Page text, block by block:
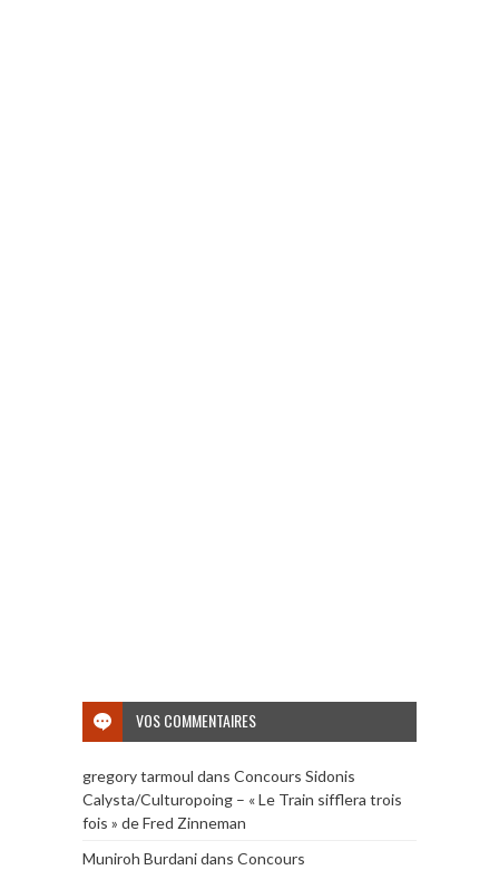
VOS COMMENTAIRES
gregory tarmoul dans Concours Sidonis
Calysta/Culturopoing – « Le Train sifflera trois
fois » de Fred Zinneman
Muniroh Burdanidans Concours